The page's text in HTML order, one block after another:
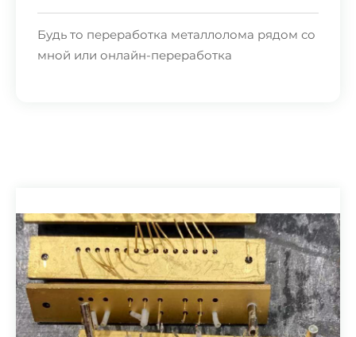
Будь то переработка металлолома рядом со
мной или онлайн-переработка
эту проблему, поскольку именно
переработка такого вида металлолома
является их основным направлением
деятельности. Если у вас есть большой
объём титанового и никелевого лома,
онлайн-переработка металлолома — это,